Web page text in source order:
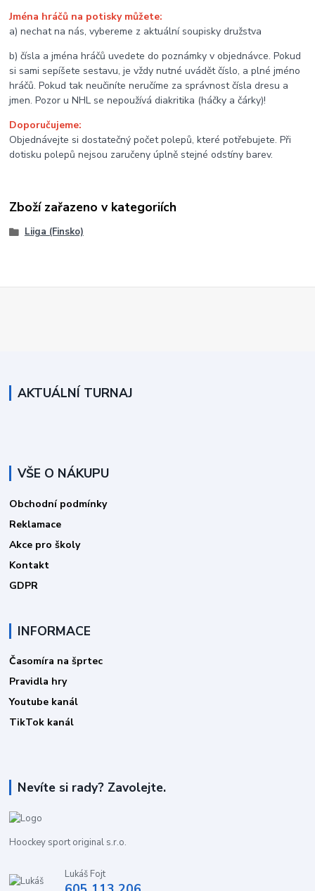
Jména hráčů na potisky můžete:
a) nechat na nás, vybereme z aktuální soupisky družstva
b) čísla a jména hráčů uvedete do poznámky v objednávce. Pokud
si sami sepíšete sestavu, je vždy nutné uvádět číslo, a plné jméno
hráčů. Pokud tak neučiníte neručíme za správnost čísla dresu a
jmen. Pozor u NHL se nepoužívá diakritika (háčky a čárky)!
Doporučujeme:
Objednávejte si dostatečný počet polepů, které potřebujete. Při
dotisku polepů nejsou zaručeny úplně stejné odstíny barev.
Zboží zařazeno v kategoriích
Liiga (Finsko)
AKTUÁLNÍ TURNAJ
VŠE O NÁKUPU
Obchodní podmínky
Reklamace
Akce pro školy
Kontakt
GDPR
INFORMACE
Časomíra na šprtec
Pravidla hry
Youtube kanál
TikTok kanál
Nevíte si rady? Zavolejte.
Hoockey sport original s.r.o.
Lukáš Fojt